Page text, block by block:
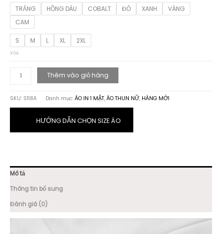
TRẮNG HỒNG DÂU COBALT ĐỎ XANH
VÀNG
CAM
S M L XL 2XL
XÓA
TIẾT
STAY
Thêm vào giỏ hàng
SKU: S118A Danh mục: ÁO IN 1 MẶT, ÁO THUN NỮ, HÀNG MỚI
HƯỚNG DẪN CHỌN SIZE ÁO
Mô tả
Thông tin bổ sung
Đánh giá (0)